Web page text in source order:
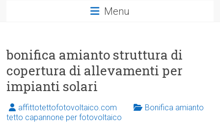
Menu
bonifica amianto struttura di
copertura di allevamenti per
impianti solari
affittotettofotovoltaico.com
Bonifica amianto
tetto capannone per fotovoltaico